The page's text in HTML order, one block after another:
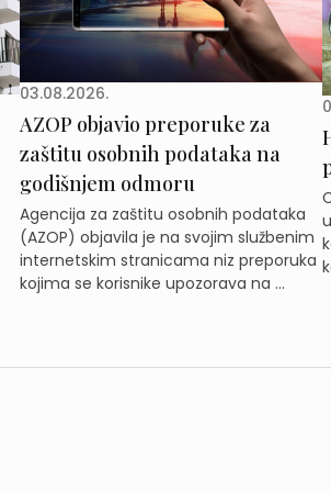
03.08.2026.
AZOP objavio preporuke za
zaštitu osobnih podataka na
godišnjem odmoru
Agencija za zaštitu osobnih podataka
(AZOP) objavila je na svojim službenim
internetskim stranicama niz preporuka
kojima se korisnike upozorava na ...